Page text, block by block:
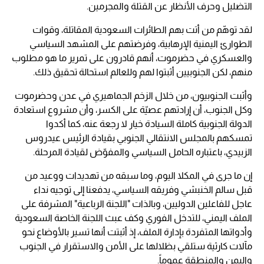
التضليل وحرف الأنظار عن القتلة والمجرمين.
لقد توهّم من أتت بهم الطائرات السعودية المقاتلة، وقوات
الطوارئ اليمنية الإرهابية، وفرضتهم على المشهد السياسي
والعسكري في حضرموت، أنهم قادرون على تمرير ما هو مطلوب
منهم، لكن الجنوبيين أثبتوا لهم وللعالم استحالة تحقيق ذلك.
وأثبت الجنوبيون، من خلال الزخم الجماهيري في عدن وحضرموت
وكل الجنوب، أن إرادتهم عصيّة على الكسر، وأن مشروع استعادة
الدولة الجنوبية كاملة السيادة خيار لا رجعة عنه، كما أكدوا
تمسكهم بالمجلس الانتقالي الجنوبي بقيادة الرئيس عيدروس
الزبيدي، باعتباره الحامل السياسي والمفوّض لقيادة المرحلة.
إن ما جرى في المكلا اليوم، وما سبقه من تهديدات ووعيد من
قبل سالم الخنبشي وفريقه السياسي، يدفعنا إلى توجيه نداء
عاجل للفاعلين الدوليين، وبالذات "اللجنة الرباعية" المشرفة على
الملف اليمني، للتدخل الفوري وكف عبث اللجنة الخاصة السعودية
وأدواتها المتفردة بإدارة الملف، إذ أثبتت أنها تسير بالأوضاع نحو
مآلات كارثية ستلقي بظلالها على الأمن والاستقرار في الجنوب
واليمن والمنطقة عموماً.